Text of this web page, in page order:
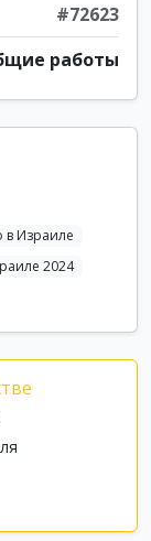
#72623
работы
в Израиле
2024